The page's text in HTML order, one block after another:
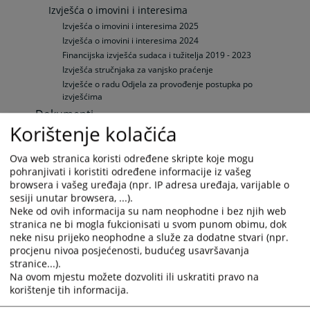
Izvješća o imovini i interesima
Izvješća o imovini i interesima 2025
Izvješća o imovini i interesima 2024
Financijska izvješća sudaca i tužitelja 2019 - 2023
Izvješća stručnjaka za vanjsko praćenje
Izvješće o radu Odjela za provođenje postupka po
izvješćima
Dokumenti
Planovi, izvješća i programi rada
Strateški planovi VSTV-a BiH
Srednjoročni planovi rada VSTV-a BiH
Godišnja izvješća VSTV-a BiH
Programi rada VSTV-a BiH
Proračun VSTV-a BiH
Proračun VSTV-a BiH
Godišnja izvješća o izvršenju proračuna VSTV-a BiH
Revizorska izvješća
Ostali dokumenti
Ostali dokumenti
Korištenje kolačića
Ova web stranica koristi određene skripte koje mogu
pohranjivati i koristiti određene informacije iz vašeg
browsera i vašeg uređaja (npr. IP adresa uređaja, varijable o
sesiji unutar browsera, ...).
Neke od ovih informacija su nam neophodne i bez njih web
stranica ne bi mogla fukcionisati u svom punom obimu, dok
neke nisu prijeko neophodne a služe za dodatne stvari (npr.
procjenu nivoa posjećenosti, budućeg usavršavanja
stranice...).
Na ovom mjestu možete dozvoliti ili uskratiti pravo na
korištenje tih informacija.